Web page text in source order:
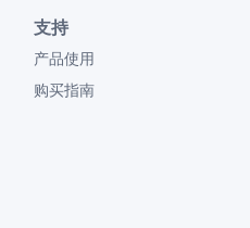
支持
产品使用
购买指南